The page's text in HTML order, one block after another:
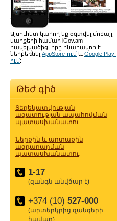
Այսուհետ կարող եք օգտվել մոբայլ
սարքերի համար iGov.am
հավելվածից, որը հնարավոր է
ներբեռնել AppStore-ում և Google Play-
ում:
Թեժ գիծ
Տեղեկատվության
ազատության ապահովման
պատասխանատու
Ներքին և արտաքին
ազդարարման
պատասխանատու
1-17
(զանգն անվճար է)
+374 (10) 527-000
(արտերկրից զանգերի
համար)